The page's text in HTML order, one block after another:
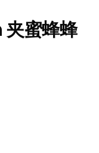
蜜蜂蜂